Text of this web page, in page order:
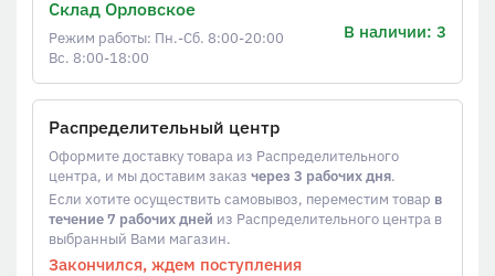
Склад Орловское
Режим работы: Пн.-Сб. 8:00-20:00
Вс. 8:00-18:00
В наличии: 3
Распределительный центр
Оформите доставку товара из Распределительного
центра, и мы доставим заказ через 3 рабочих дня.
Если хотите осуществить самовывоз, переместим товар в
течение 7 рабочих дней из Распределительного центра в
выбранный Вами магазин.
Закончился, ждем поступления